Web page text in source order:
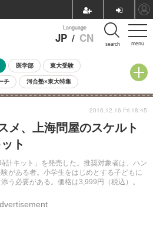
menu
Language
JP / CN search
医学部 東大受験
チ 河合塾×東大特集
中学受験 小学校受験
高校 過去問 人気記事
由研究教材（中学生向け）
メ、上海問屋のスケルト
ト
計キット」を発売した。推奨対象者は、ハン
がある者。小学生をはじめとする子どもに
う必要がある。価格は3,999円（税込）。
2016.12.16 Fri 18:45